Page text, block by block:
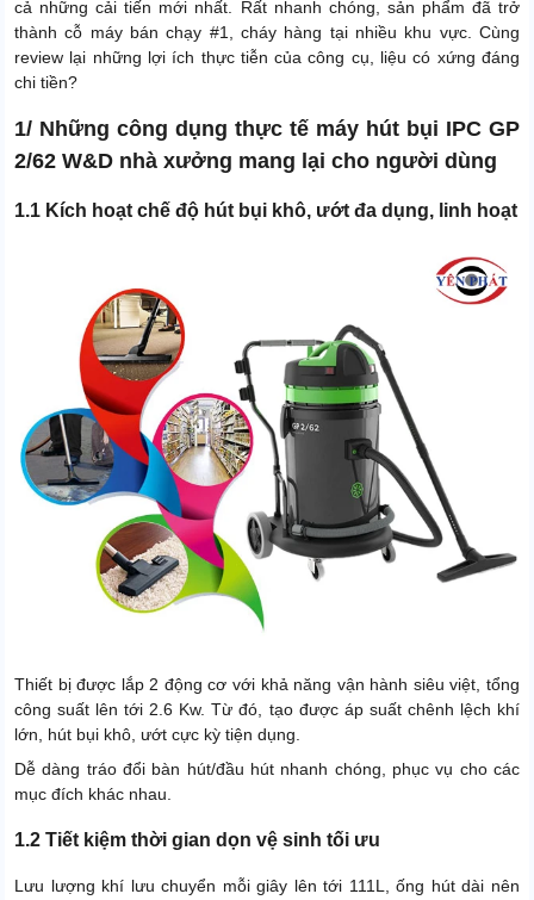
cả những cải tiến mới nhất. Rất nhanh chóng, sản phẩm đã trở
thành cỗ máy bán chạy #1, cháy hàng tại nhiều khu vực. Cùng
review lại những lợi ích thực tiễn của công cụ, liệu có xứng đáng
chi tiền?
1/ Những công dụng thực tế máy hút bụi IPC GP
2/62 W&D nhà xưởng mang lại cho người dùng
1.1 Kích hoạt chế độ hút bụi khô, ướt đa dụng, linh hoạt
Thiết bị được lắp 2 động cơ với khả năng vận hành siêu việt, tổng
công suất lên tới 2.6 Kw. Từ đó, tạo được áp suất chênh lệch khí
lớn, hút bụi khô, ướt cực kỳ tiện dụng.
Dễ dàng tráo đổi bàn hút/đầu hút nhanh chóng, phục vụ cho các
mục đích khác nhau.
1.2 Tiết kiệm thời gian dọn vệ sinh tối ưu
Lưu lượng khí lưu chuyển mỗi giây lên tới 111L, ống hút dài nên